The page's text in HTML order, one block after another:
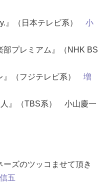
』（日本テレビ系） 小
プレミアム』（NHK BS
（フジテレビ系） 増
』（TBS系） 小山慶一
ズのツッコませて頂き
五